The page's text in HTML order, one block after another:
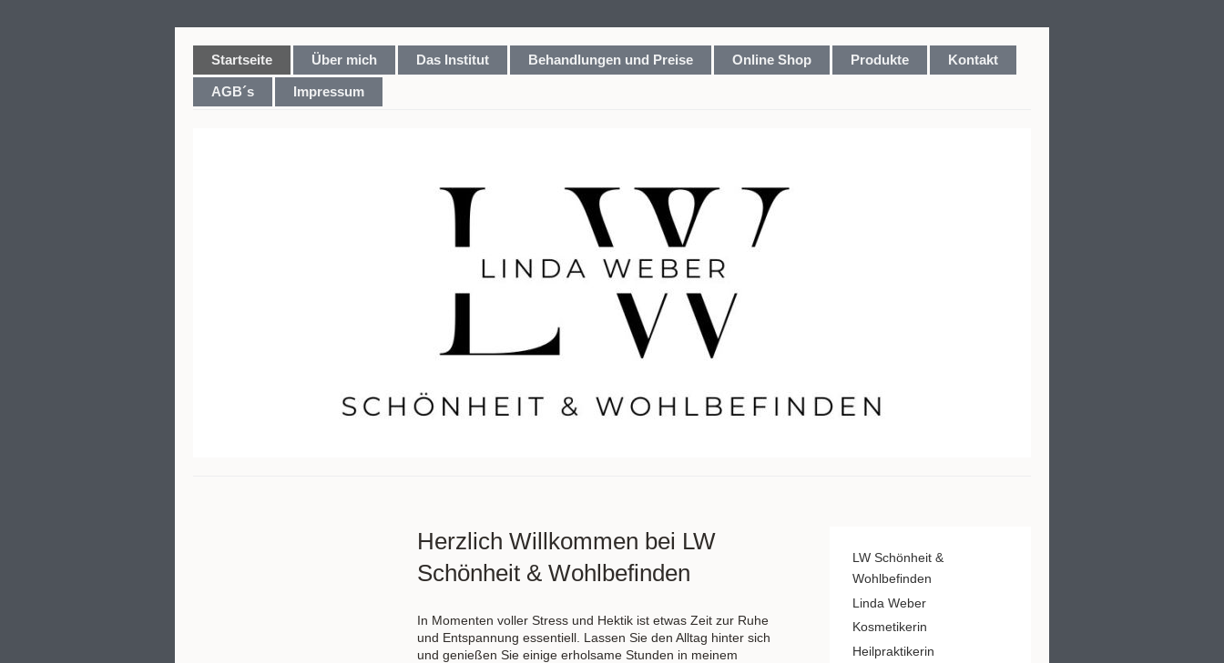
Startseite Über mich Das Institut Behandlungen und Preise Online Shop Produkte Kontakt
AGB´s Impressum
Herzlich Willkommen bei LW
Schönheit & Wohlbefinden
In Momenten voller Stress und Hektik ist etwas Zeit zur Ruhe
und Entspannung essentiell. Lassen Sie den Alltag hinter sich
und genießen Sie einige erholsame Stunden in meinem
LW Schönheit &
Wohlbefinden
Linda Weber
Kosmetikerin
Heilpraktikerin